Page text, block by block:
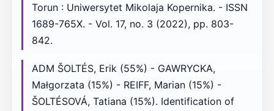
Torun : Uniwersytet Mikolaja Kopernika. - ISSN
1689-765X. - Vol. 17, no. 3 (2022), pp. 803-
842.
ADM ŠOLTÉS, Erik (55%) - GAWRYCKA,
Małgorzata (15%) - REIFF, Marian (15%) -
ŠOLTÉSOVÁ, Tatiana (15%). Identification of